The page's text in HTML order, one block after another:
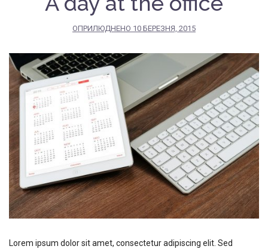
ОПРИЛЮДНЕНО 10 БЕРЕЗНЯ, 2015
Lorem ipsum dolor sit amet, consectetur adipiscing elit. Sed